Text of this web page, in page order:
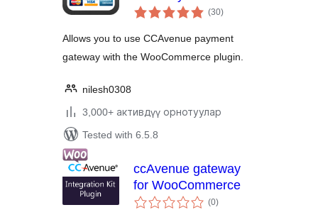
WooCommerce
(30total
ratings
)
Allows you to use CCAvenue payment
gateway with the WooCommerce plugin.
nilesh0308
3,000+ активдүү орнотуулар
Tested with 6.5.8
ccAvenue gateway
for WooCommerce
(0total
ratings
)